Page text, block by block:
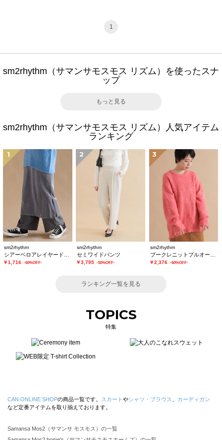
1
sm2rhythm（サマンサモスモス リズム）を使ったスナ
ップ
もっと見る
sm2rhythm（サマンサモスモス リズム）人気アイテム
ランキング
1
sm2rhythm
￥1,716 -60%OFF-
2
sm2rhythm
セミワイドパンツ
￥3,795 -50%OFF-
3
sm2rhythm
￥2,376 -60%OFF-
ランキング一覧を見る
TOPICS
特集
CAN ONLINE SHOPの商品一覧です。 スカート やシャツ・ブラウス
カーディガン
など定番アイテムを取り揃えております。
Samansa Mos2（サマンサ モスモス）の一覧